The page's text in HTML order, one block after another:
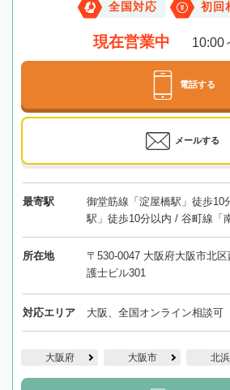
全国対応 初回
現在営業中 10:00
電話する
メールする
最寄駅
御堂筋線「淀屋橋駅」徒歩10
駅」徒歩10分以内 / 谷町線「
所在地
〒530-0047 大阪府大阪市北
護士ビル301
対応エリア 大阪、全国オンライン相談可
大阪府 大阪市 北